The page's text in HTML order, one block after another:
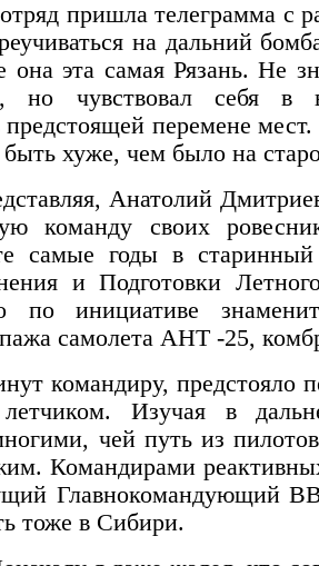
пришла телеграмма с
на дальний
она эта самая Рязань. Не
но чувствовал себя в
предстоящей перемене
хуже, чем было на
Анатолий
команду своих
самые годы в
и Подготовки
по инициативе
самолета АНТ -25,
командиру, предстояло
Изучая в
чей путь из
Командирами
Главнокомандующий
тоже в Сибири.